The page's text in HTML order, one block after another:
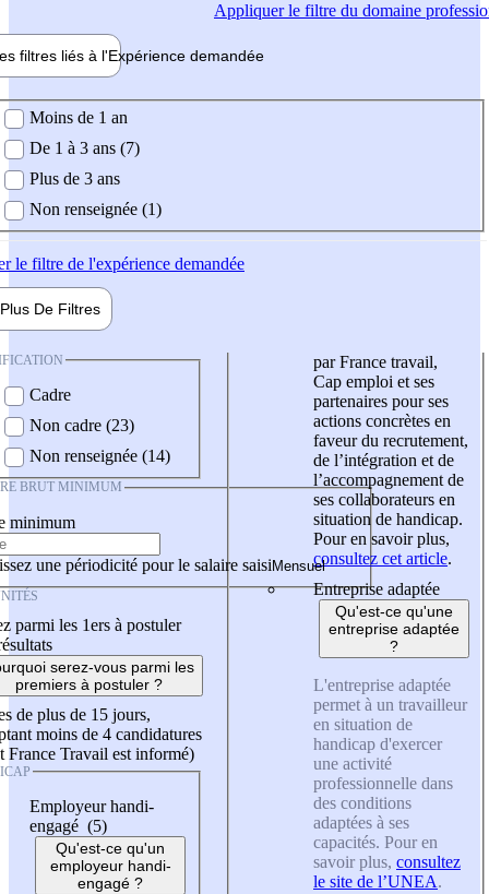
Appliquerle filtre du domaine
filtres liés à l'Expérience demandée
demandée
Moins de 1 an
De 1 à 3 ans (7)
Plus de 3 ans
Non renseignée (1)
le filtre de l'expérience demandée
Plus De Filtres
Cadre
Non cadre (23)
Non renseignée (14)
BRUT MINIMUM
minimum
une périodicité pour le salaire saisi
parmi les 1ers à postuler
serez-vous parmi les
premiers à postuler ?
de plus de 15 jours,
moins de 4 candidatures
France Travail est informé)
Employeur handi-
engagé (5)
Qu'est-ce qu'un
employeur handi-
engagé ?
par France travail,
Cap emploi et ses
partenaires pour ses
actions concrètes en
faveur du recrutement,
de l’intégration et de
l’accompagnement de
ses collaborateurs en
situation de handicap.
Pour en savoir plus,
consultez cet article.
Entreprise adaptée
Qu'est-ce qu'une
entreprise adaptée
?
L'entreprise adaptée
permet à un travailleur
en situation de
handicap d'exercer
une activité
professionnelle dans
des conditions
adaptées à ses
capacités. Pour en
savoir plus, consultez
le site de l’UNEA.